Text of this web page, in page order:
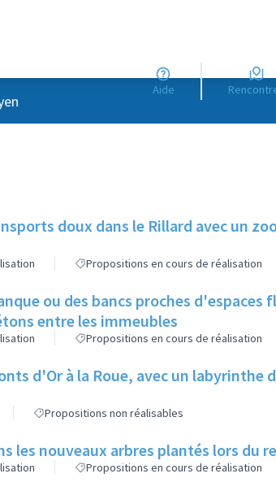
Aide
doux dans le Rillard avec un
Propositions en cours de réalisation
ou des bancs proches d'espaces
entre les immeubles
Propositions en cours de réalisation
d'Or à la Roue, avec un labyrinthe
Propositions non réalisables
dans les nouveaux arbres plantés lors
Propositions en cours de réalisation